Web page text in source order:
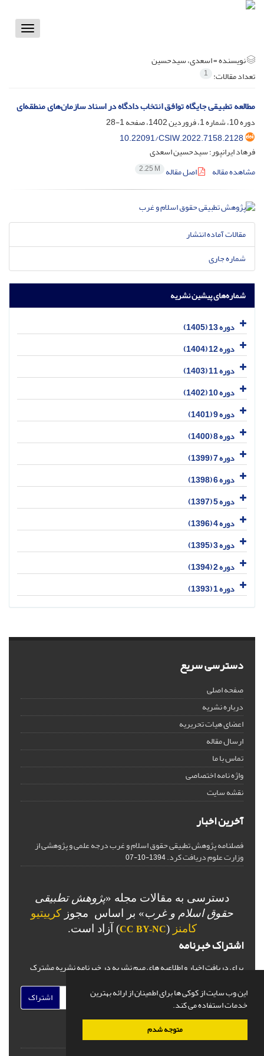
این وب سایت از کوکی ها برای اطمینان از ارائه بهترین
خدمات استفاده می کند.
متوجه شدم
Toggle
نویسنده =اسعدی، سیدحسین
تعداد مقالات: 1
مطالعه تطبیقی جایگاه توافق انتخاب دادگاه در اسناد سازمان‌های منطقه‌ای
دوره 10، شماره 1، فروردین 1402، صفحه
1-28
10.22091/CSIW.2022.7158.2128
فرهاد ایرانپور؛ سیدحسین اسعدی
مشاهده مقاله
اصل مقاله 2.25 M
مقالات آماده انتشار
شماره جاری
شماره‌های پیشین نشریه
دوره 13 (1405)
دوره 12 (1404)
دوره 11 (1403)
دوره 10 (1402)
دوره 9 (1401)
دوره 8 (1400)
دوره 7 (1399)
دوره 6 (1398)
دوره 5 (1397)
دوره 4 (1396)
دوره 3 (1395)
دوره 2 (1394)
دوره 1 (1393)
دسترسی سریع
صفحه اصلی
درباره نشریه
اعضای هیات تحریریه
ارسال مقاله
تماس با ما
واژه نامه اختصاصی
نقشه سایت
آخرین اخبار
فصلنامه پژوهش تطبیقی حقوق اسلام و غرب درجه علمی و پژوهشی از
وزارت علوم دریافت کرد.1394-10-07
دسترسی به مقالات مجله «پژوهش تطبیقی
حقوق اسلام و غرب» بر اساس مجوز کرییتیو
کامنز (
CC BY-NC) آزاد است.
اشتراک خبرنامه
برای دریافت اخبار و اطلاعیه های مهم نشریه در خبرنامه نشریه مشترک
اشتراک